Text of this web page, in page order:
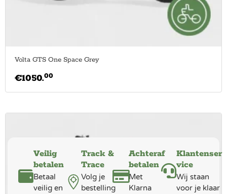
Volta GTS One Space Grey
€1050.00
Veilig
betalen
Betaal
veilig en
Track &
Trace
Volg je
bestelling
Achteraf
betalen
Met
Klarna
Klantenser
vice
Wij staan
voor je klaar